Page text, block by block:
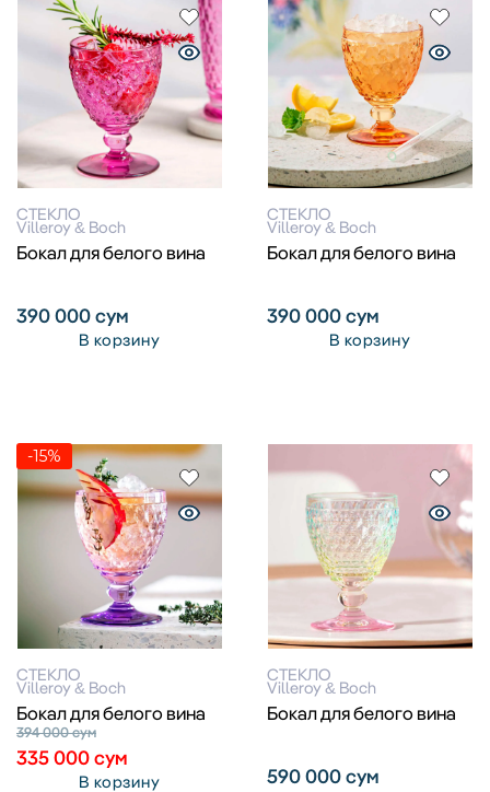
СТЕКЛО
Villeroy & Boch
Бокал для белого вина
390 000сум
В корзину
СТЕКЛО
Villeroy & Boch
Бокал для белого вина
390 000сум
В корзину
-15%
СТЕКЛО
Villeroy & Boch
Бокал для белого вина
394 000сум
335 000сум
В корзину
СТЕКЛО
Villeroy & Boch
Бокал для белого вина
590 000сум